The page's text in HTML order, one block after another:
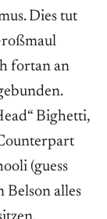
Dies tut
fortan an
Bighetti,
(guess
Belson alles